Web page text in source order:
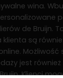
wina.
de Bruijn.
są
Możliwość
jest
Klienci